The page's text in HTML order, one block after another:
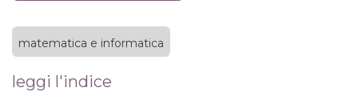
matematica e informatica
leggi l'indice